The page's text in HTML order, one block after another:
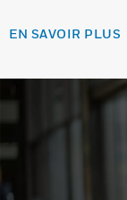
EN SAVOIR PLUS